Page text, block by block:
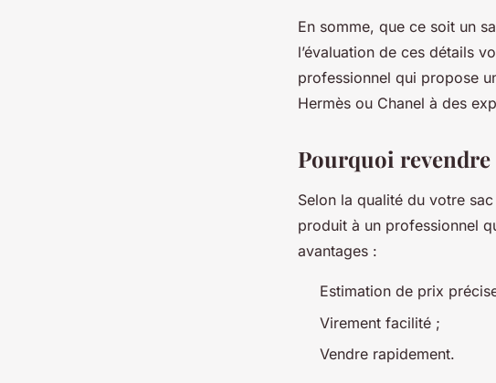
En somme, que ce soit un
l’évaluation de ces détails
professionnel qui propose
Hermès ou Chanel à des
Pourquoi revendre
Selon la qualité du votre
produit à un professionnel
avantages :
Estimation de prix
Virement facilité ;
Vendre rapidement.